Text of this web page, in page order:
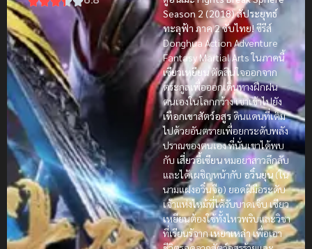
Season 2 (2018) สัประยุทธ์
ทะลุฟ้า ภาค 2 ซับไทย!ซีรีส์
Donghua Action Adventure
Fantasy Martial Arts ในภาคนี้
เซียวเหยียนตัดสินใจออกจาก
ตระกูลเพื่อออกเดินทางฝึกฝน
ตนเองในโลกกว้าง เขาเข้าไปยัง
เทือกเขาสัตว์อสูรดินแดนที่เต็ม
ไปด้วยอันตรายเพื่อยกระดับพลัง
ปราณของตนเอง ที่นั่นเขาได้พบ
กับเสี่ยวอี้เซียนหมอยาสาวลึกลับ
และได้เผชิญหน้ากับ อวิ๋นยุน (ใน
นามแฝงอวิ๋นจือ) ยอดฝีมือระดับ
เจ้าแห่งไหม้ที่ได้รับบาดเจ็บ เซียว
เหยียนต้องใช้ทั้งไหวพริบและวิชา
ที่เรียนรู้จากเหยาเหล่าเพื่อเอา